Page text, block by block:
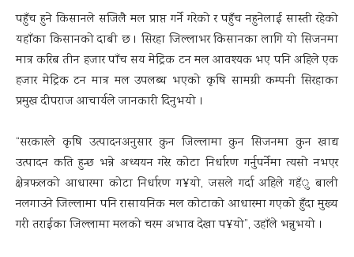
पहुँच हुने किसानले सजिलै मल प्राप्त गर्ने गरेको र पहुँच नहुनेलाई सास्ती रहेको
यहाँका किसानको दाबी छ । सिरहा जिल्लाभर किसानका लागि यो सिजनमा
मात्र करिब तीन हजार पाँच सय मेट्रिक टन मल आवश्यक भए पनि अहिले एक
हजार मेट्रिक टन मात्र मल उपलब्ध भएको कृषि सामग्री कम्पनी सिरहाका
प्रमुख दीपराज आचार्यले जानकारी दिनुभयो ।
“सरकारले कृषि उत्पादनअनुसार कुन जिल्लामा कुन सिजनमा कुन खाद्य
उत्पादन कति हुन्छ भन्ने अध्ययन गरेर कोटा निर्धारण गर्नुपर्नेमा त्यसो नभएर
क्षेत्रफलको आधारमा कोटा निर्धारण ग¥यो, जसले गर्दा अहिले गहँु बाली
नलगाउने जिल्लामा पनि रासायनिक मल कोटाको आधारमा गएको हुँदा मुख्य
गरी तराईका जिल्लामा मलको चरम अभाव देखा प¥यो”, उहाँले भन्नुभयो ।